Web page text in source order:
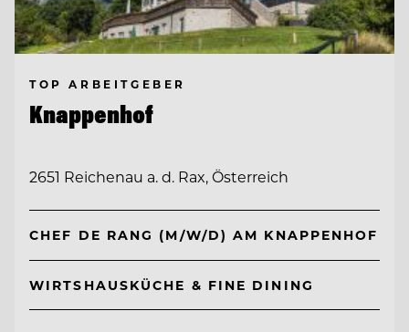
TOP ARBEITGEBER
Knappenhof
2651 Reichenau a. d. Rax, Österreich
CHEF DE RANG (M/W/D) AM KNAPPENHOF
WIRTSHAUSKÜCHE & FINE DINING